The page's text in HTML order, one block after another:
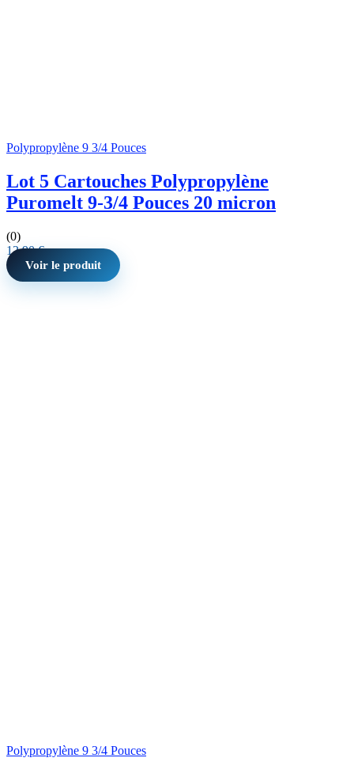
Polypropylène 9 3/4 Pouces
Lot 5 Cartouches Polypropylène
Puromelt 9-3/4 Pouces 20 micron
(0)
12,90€
Voir le produit
Polypropylène 9 3/4 Pouces